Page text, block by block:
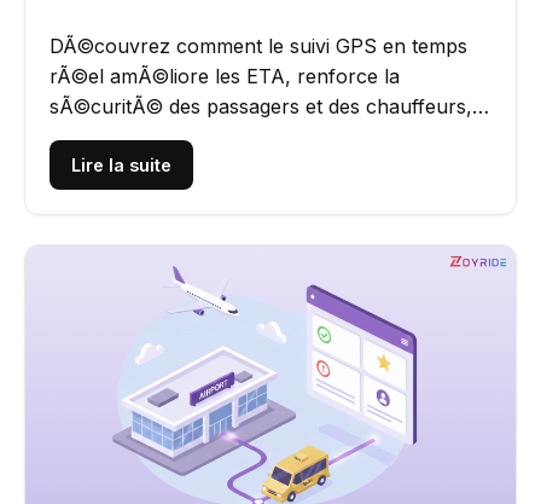
DÃ©couvrez comment le suivi GPS en temps
rÃ©el amÃ©liore les ETA, renforce la
sÃ©curitÃ© des passagers et des chauffeurs,
rÃ©duit les coÃ»ts de carburant et...
Lire la suite